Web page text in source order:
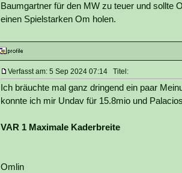
Baumgartner für den MW zu teuer und sollte
einen Spielstarken Om holen.
Verfasst am: 5 Sep 2024 07:14 Titel:
Ich bräuchte mal ganz dringend ein paar
konnte ich mir Undav für 15.8mio und
VAR 1 Maximale Kaderbreite
Omlin